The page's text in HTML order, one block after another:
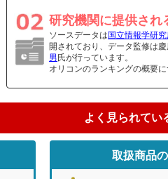
研究機関に提供され
ソースデータは 国立情報学研
開されており、データ監修は
男 氏が行っています。
オリコンのランキングの概要
よく見られてい
取扱商品